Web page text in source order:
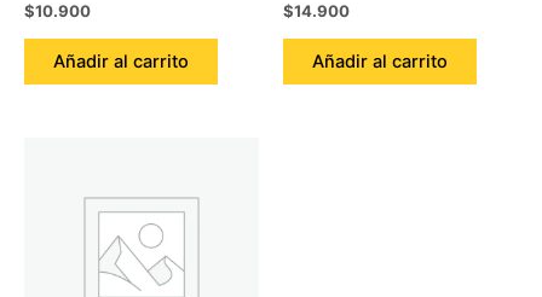
$10.900
Añadir al carrito
$14.900
Añadir al carrito